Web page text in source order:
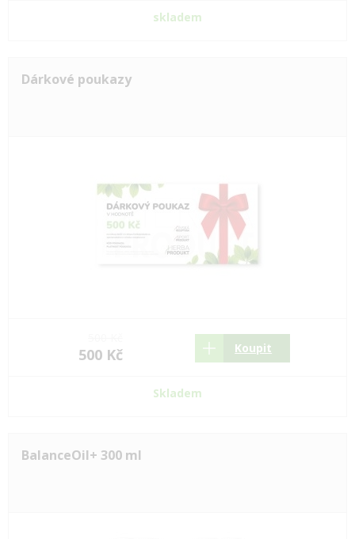
skladem
Dárkové poukazy
500 Kč Koupit
Skladem
BalanceOil+ 300 ml